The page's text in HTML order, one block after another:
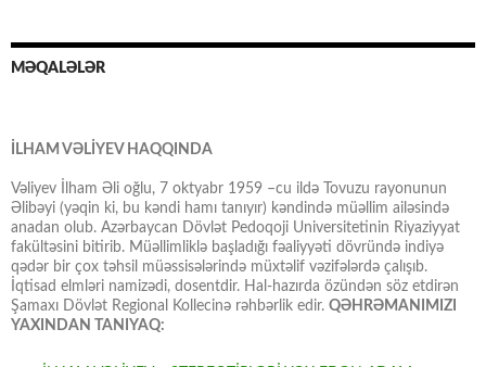
MƏQALƏLƏR
İLHAM VƏLİYEV HAQQINDA
Vəliyev İlham Əli oğlu, 7 oktyabr 1959 –cu ildə Tovuzu rayonunun
Əlibəyi (yəqin ki, bu kəndi hamı tanıyır) kəndində müəllim ailəsində
anadan olub. Azərbaycan Dövlət Pedoqoji Universitetinin Riyaziyyat
fakültəsini bitirib. Müəllimliklə başladığı fəaliyyəti dövründə indiyə
qədər bir çox təhsil müəssisələrində müxtəlif vəzifələrdə çalışıb.
İqtisad elmləri namizədi, dosentdir. Hal-hazırda özündən söz etdirən
Şamaxı Dövlət Regional Kollecinə rəhbərlik edir. QƏHRƏMANIMIZI
YAXINDAN TANIYAQ: